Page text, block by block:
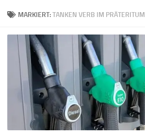
MARKIERT:TANKEN VERB IM PRÄTERITUM